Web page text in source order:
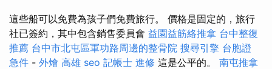
這些船可以免費為孩子們免費旅行。 價格是固定的，旅行
社已簽約，其中包含銷售委員會 益園益筋絡推拿 台中整復
推薦 台中市北屯區軍功路周邊的整骨院 搜尋引擎 台胞證
急件 - 外燴 高雄 seo 記帳士 進修 這是公平的。 南屯推拿